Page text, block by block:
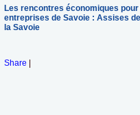
Les rencontres économiques pour
entreprises de Savoie : Assises
la Savoie
Share